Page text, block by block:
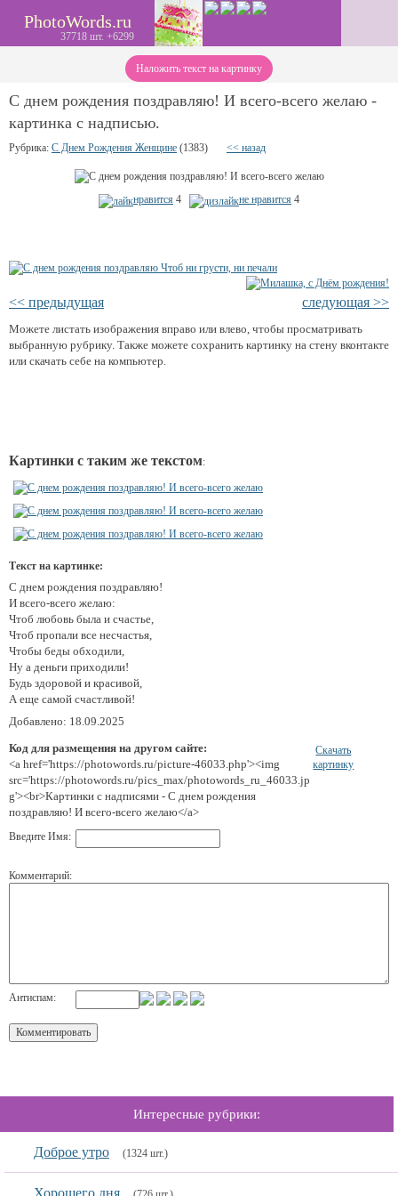
PhotoWords.ru
37718 шт. +6299
Наложить текст на картинку
С днем рождения поздравляю! И всего-всего желаю -
картинка с надписью.
Рубрика: С Днем Рождения Женщине (1383) << назад
нравится 4 не нравится 4
<< предыдущая следующая >>
Можете листать изображения вправо или влево, чтобы просматривать
выбранную рубрику. Также можете сохранить картинку на стену вконтакте
или скачать себе на компьютер.
Картинки с таким же текстом:
Текст на картинке:
С днем рождения поздравляю!
И всего-всего желаю:
Чтоб любовь была и счастье,
Чтоб пропали все несчастья,
Чтобы беды обходили,
Ну а деньги приходили!
Будь здоровой и красивой,
А еще самой счастливой!
Добавлено: 18.09.2025
Код для размещения на другом сайте:
<a href='https://photowords.ru/picture-46033.php'><img
src='https://photowords.ru/pics_max/photowords_ru_46033.jp
g'><br>Картинки с надписями - С днем рождения
поздравляю! И всего-всего желаю</a>
Скачать
картинку
Введите Имя:
Комментарий:
Антиспам:
Интересные рубрики:
Доброе утро (1324 шт.)
Хорошего дня